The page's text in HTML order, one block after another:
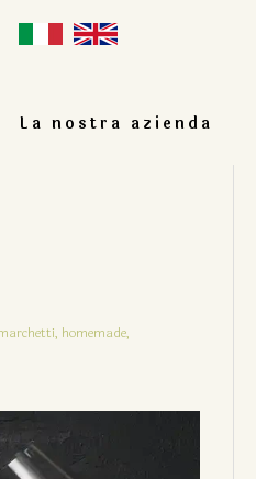
La nostra azienda
homemade,